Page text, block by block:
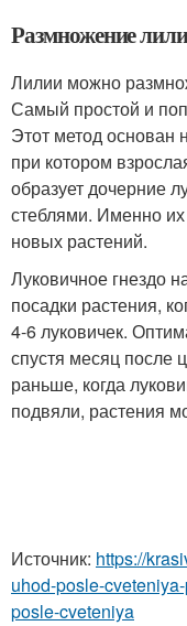
Размножение
Лилии можно
Самый простой и
Этот метод основан
при котором
образует дочерние
стеблями. Именно
новых растений.
Луковичное гнездо
посадки растения,
4-6 луковичек.
спустя месяц после
раньше, когда
подвяли, растения
Источник: https://
uhod-posle-
posle-cveteniya